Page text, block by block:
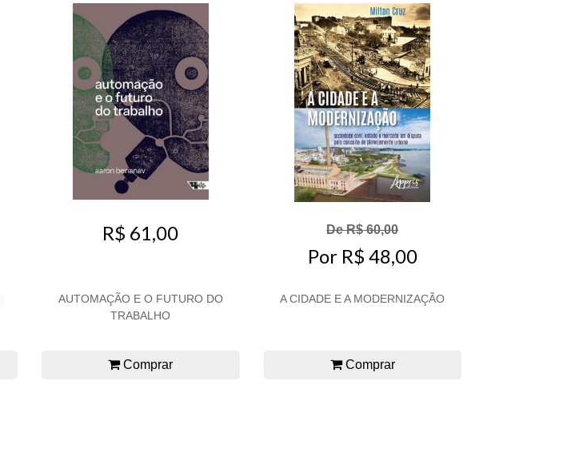
R$ 61,00
AUTOMAÇÃO E O FUTURO DO
TRABALHO
Comprar
De R$ 60,00
Por R$ 48,00
A CIDADE E A MODERNIZAÇÃO
Comprar